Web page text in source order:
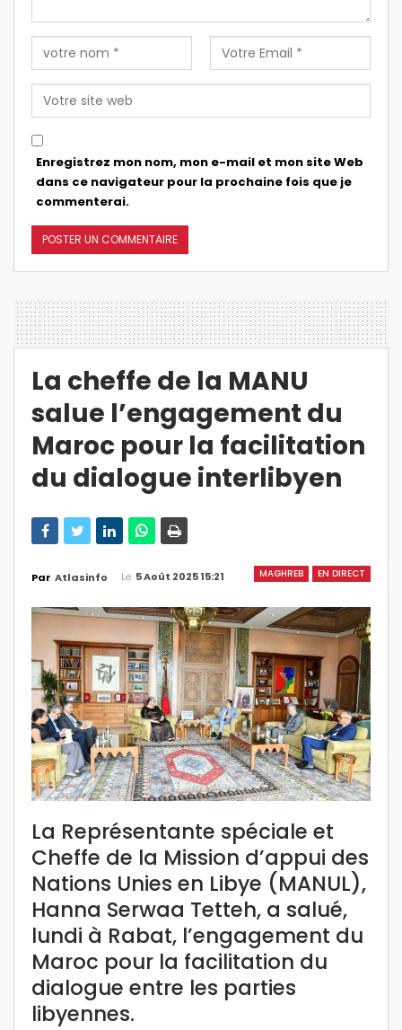
Enregistrez mon nom, mon e-mail et mon site Web
dans ce navigateur pour la prochaine fois que je
commenterai.
La cheffe de la MANU
salue l’engagement du
Maroc pour la facilitation
du dialogue interlibyen
MAGHREB EN DIRECT
Par Atlasinfo Le 5 Août 2025 15:21
La Représentante spéciale et
Cheffe de la Mission d’appui des
Nations Unies en Libye (MANUL),
Hanna Serwaa Tetteh, a salué,
lundi à Rabat, l’engagement du
Maroc pour la facilitation du
dialogue entre les parties
libyennes.